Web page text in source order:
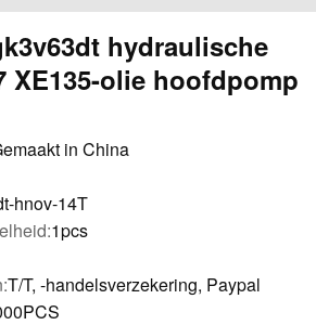
hydraulische
XE135-olie hoofdpomp
in China
hnov-14T
1pcs
T/T, -handelsverzekering, Paypal